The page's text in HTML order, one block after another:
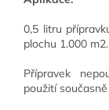
0,5 litru
plochu 1.000 m2.
Přípravek
použití